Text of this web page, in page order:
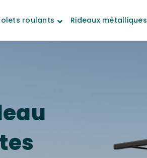
roulants Rideaux métalliques